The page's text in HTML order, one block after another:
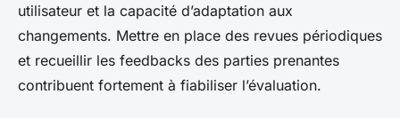
utilisateur et la capacité d’adaptation aux
changements. Mettre en place des revues périodiques
et recueillir les feedbacks des parties prenantes
contribuent fortement à fiabiliser l’évaluation.